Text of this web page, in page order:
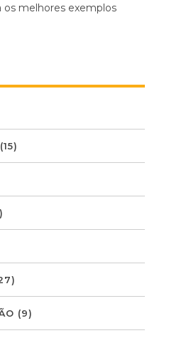
os melhores exemplos
(15)
(9)